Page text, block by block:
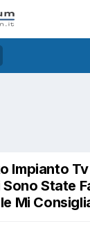
Impianto Tv
State
Mi